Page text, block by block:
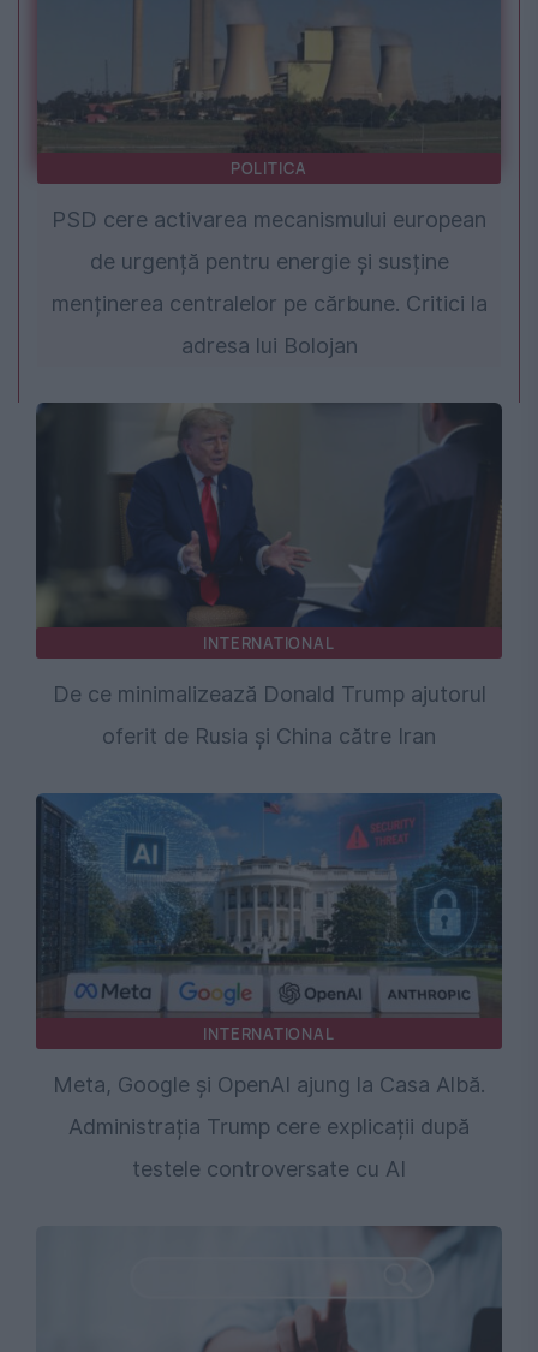
POLITICA
PSD cere activarea mecanismului european
de urgență pentru energie și susține
menținerea centralelor pe cărbune. Critici la
adresa lui Bolojan
INTERNATIONAL
De ce minimalizează Donald Trump ajutorul
oferit de Rusia și China către Iran
INTERNATIONAL
Meta, Google și OpenAI ajung la Casa Albă.
Administrația Trump cere explicații după
testele controversate cu AI